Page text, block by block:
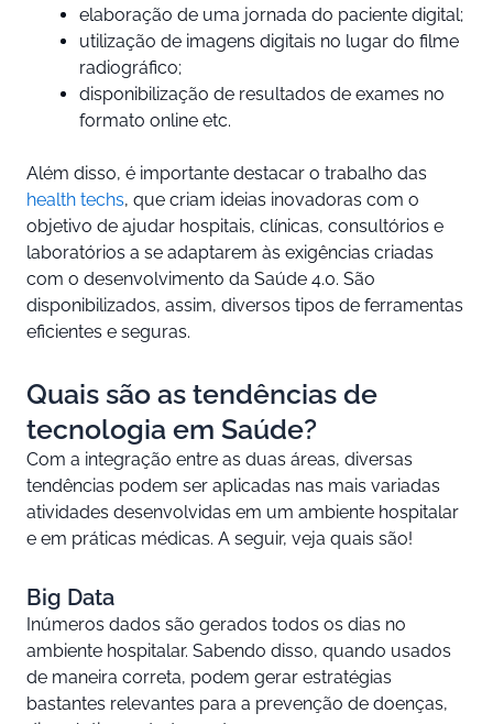
elaboração de uma jornada do paciente digital;
utilização de imagens digitais no lugar do filme
radiográfico;
disponibilização de resultados de exames no
formato online etc.
Além disso, é importante destacar o trabalho das
health techs, que criam ideias inovadoras com o
objetivo de ajudar hospitais, clínicas, consultórios e
laboratórios a se adaptarem às exigências criadas
com o desenvolvimento da Saúde 4.0. São
disponibilizados, assim, diversos tipos de ferramentas
eficientes e seguras.
Quais são as tendências de
tecnologia em Saúde?
Com a integração entre as duas áreas, diversas
tendências podem ser aplicadas nas mais variadas
atividades desenvolvidas em um ambiente hospitalar
e em práticas médicas. A seguir, veja quais são!
Big Data
Inúmeros dados são gerados todos os dias no
ambiente hospitalar. Sabendo disso, quando usados
de maneira correta, podem gerar estratégias
bastantes relevantes para a prevenção de doenças,